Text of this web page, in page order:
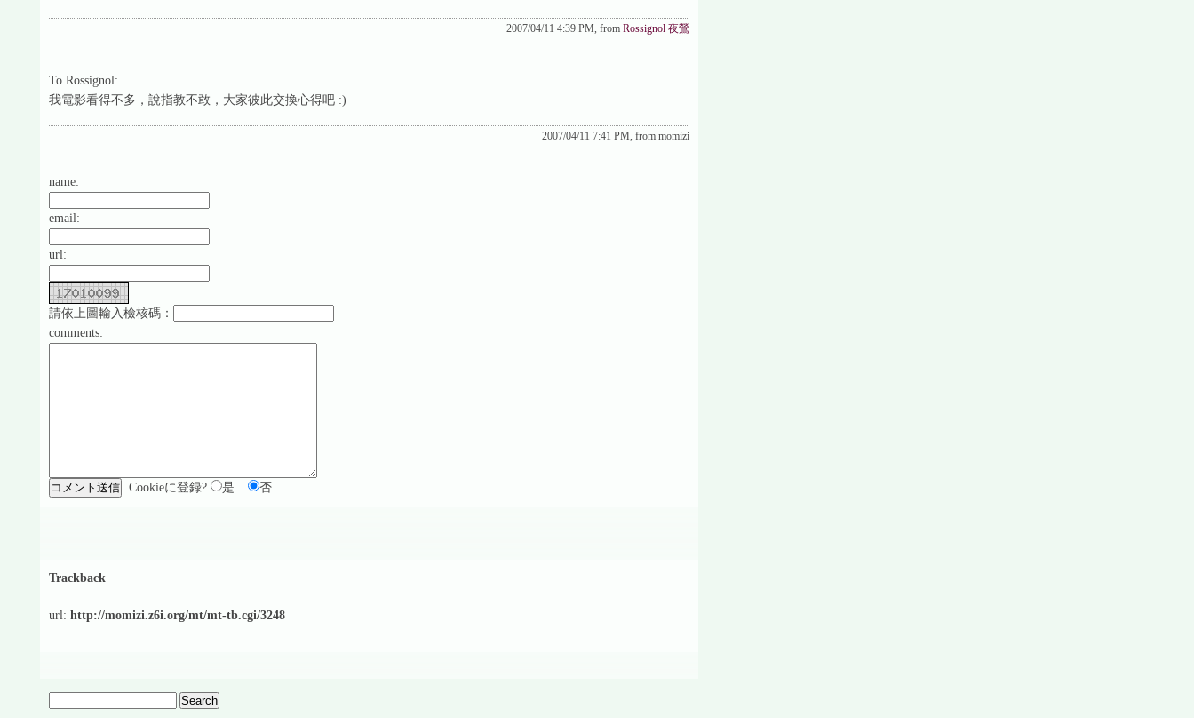
2007/04/11 4:39 PM, from Rossignol 夜鶯
To Rossignol:
我電影看得不多，說指教不敢，大家彼此交換心得吧 :)
2007/04/11 7:41 PM, from momizi
name:
email:
url:
請依上圖輸入檢核碼：
comments:
Cookieに登録? 是 否
Trackback
url: http://momizi.z6i.org/mt/mt-tb.cgi/3248